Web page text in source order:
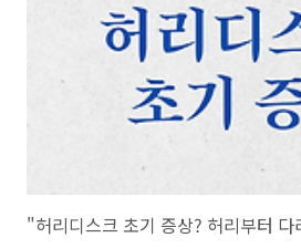
필요합니다. - 지속성과 심각성: 증상이 6개월
에 심각한 지장을 초래해야 합니다. - 심사 기